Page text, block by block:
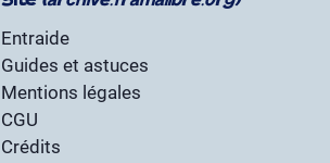
Entraide
Guides et astuces
Mentions légales
CGU
Crédits